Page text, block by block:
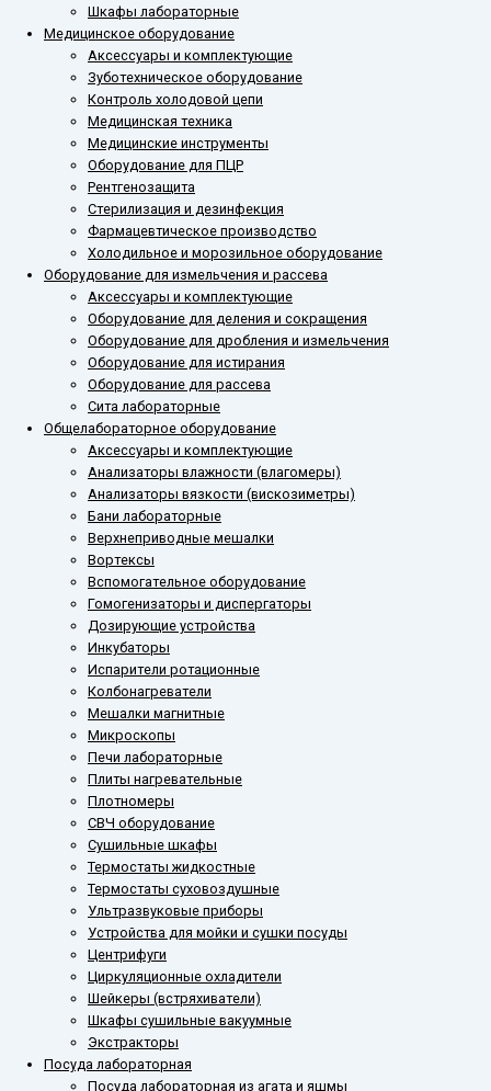
Шкафы лабораторные
Медицинское оборудование
Аксессуары и комплектующие
Зуботехническое оборудование
Контроль холодовой цепи
Медицинская техника
Медицинские инструменты
Оборудование для ПЦР
Рентгенозащита
Стерилизация и дезинфекция
Фармацевтическое производство
Холодильное и морозильное оборудование
Оборудование для измельчения и рассева
Аксессуары и комплектующие
Оборудование для деления и сокращения
Оборудование для дробления и измельчения
Оборудование для истирания
Оборудование для рассева
Сита лабораторные
Общелабораторное оборудование
Аксессуары и комплектующие
Анализаторы влажности (влагомеры)
Анализаторы вязкости (вискозиметры)
Бани лабораторные
Верхнеприводные мешалки
Вортексы
Вспомогательное оборудование
Гомогенизаторы и диспергаторы
Дозирующие устройства
Инкубаторы
Испарители ротационные
Колбонагреватели
Мешалки магнитные
Микроскопы
Печи лабораторные
Плиты нагревательные
Плотномеры
СВЧ оборудование
Сушильные шкафы
Термостаты жидкостные
Термостаты суховоздушные
Ультразвуковые приборы
Устройства для мойки и сушки посуды
Центрифуги
Циркуляционные охладители
Шейкеры (встряхиватели)
Шкафы сушильные вакуумные
Экстракторы
Посуда лабораторная
Посуда лабораторная из агата и яшмы